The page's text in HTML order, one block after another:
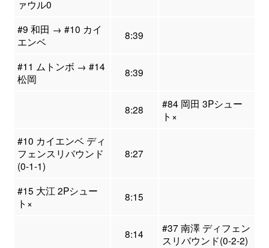
ァウル0
#9 和田 → #10 カイ
エンベ
8:39
#11 ムトンボ → #14
松岡
8:39
8:28
#84 岡田 3Pシュー
ト×
#10 カイエンベ ディ
フェンスリバウンド
(0-1-1)
8:27
#15 大江 2Pシュー
ト×
8:15
8:14
#37 南澤 ディフェン
スリバウンド(0-2-2)